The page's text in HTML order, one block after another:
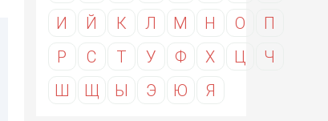
И
Й К Л М Н О
П
Р
С Т У Ф Х Ц
Ч
Ш
Щ Ы Э Ю Я